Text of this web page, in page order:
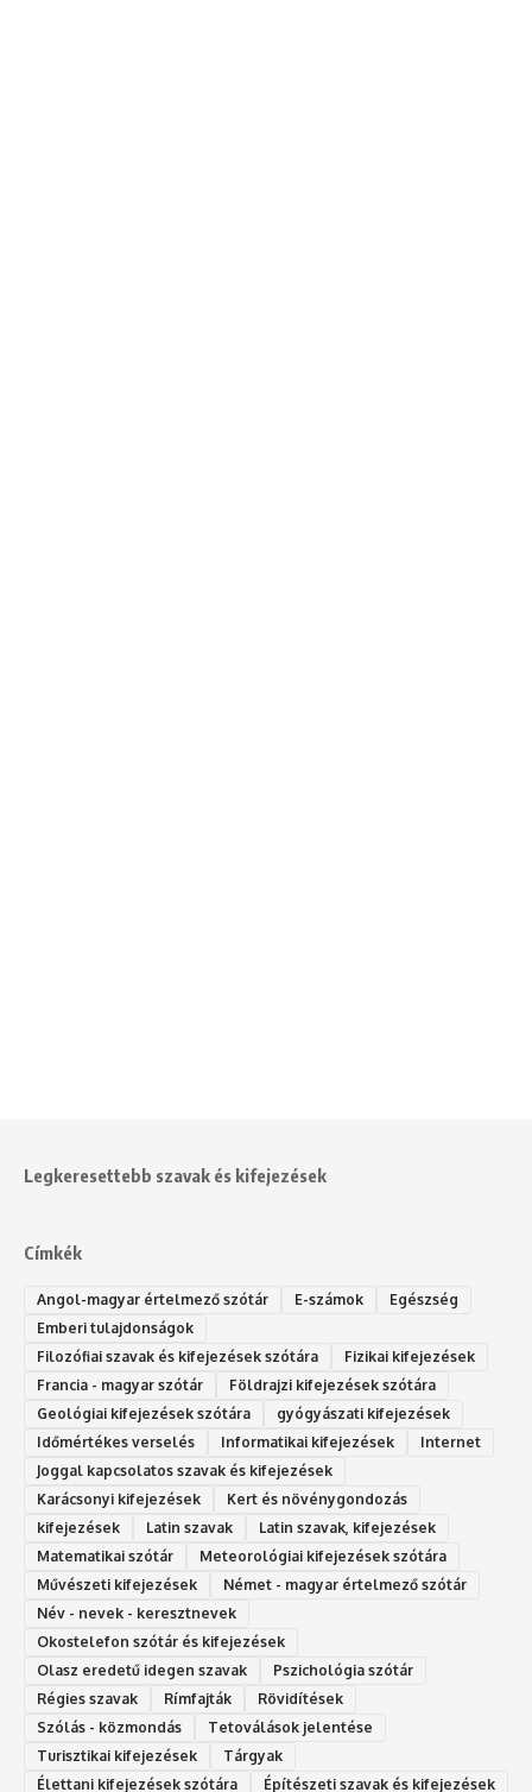
Legkeresettebb szavak és kifejezések
Címkék
Angol-magyar értelmező szótár E-számok
Egészség
Emberi tulajdonságok
Filozófiai szavak és kifejezések szótára
Fizikai kifejezések
Francia - magyar szótár
Földrajzi kifejezések szótára
Geológiai kifejezések szótára
gyógyászati kifejezések
Időmértékes verselés
Informatikai kifejezések
Internet
Joggal kapcsolatos szavak és kifejezések
Karácsonyi kifejezések
Kert és növénygondozás
kifejezések
Latin szavak
Latin szavak, kifejezések
Matematikai szótár
Meteorológiai kifejezések szótára
Művészeti kifejezések
Német - magyar értelmező szótár
Név - nevek - keresztnevek
Okostelefon szótár és kifejezések
Olasz eredetű idegen szavak
Ps‮gólohciz‬ia s‮átóz‬r
Régies szavak
Rímfajták
Rövidítések
Szólás - közmondás
Tetoválások jelentése
Turisztikai kifejezések
Tárgyak
Élettani kifejezések szótára
Építészeti szavak és kifejezések